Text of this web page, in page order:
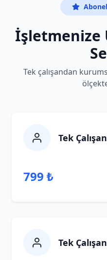
İşletmenize
Tek çalışandan
Tek
799 ₺
Tek